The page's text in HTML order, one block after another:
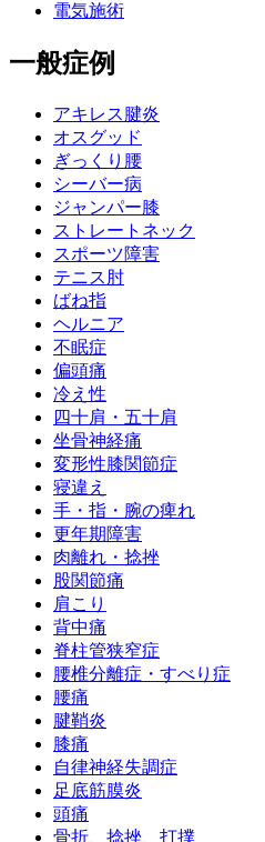
電気施術
一般症例
アキレス腱炎
オスグッド
ぎっくり腰
シーバー病
ジャンパー膝
ストレートネック
スポーツ障害
テニス肘
ばね指
ヘルニア
不眠症
偏頭痛
冷え性
四十肩・五十肩
坐骨神経痛
変形性膝関節症
寝違え
手・指・腕の痺れ
更年期障害
肉離れ・捻挫
股関節痛
肩こり
背中痛
脊柱管狭窄症
腰椎分離症・すべり症
腰痛
腱鞘炎
膝痛
自律神経失調症
足底筋膜炎
頭痛
骨折、捻挫、打撲